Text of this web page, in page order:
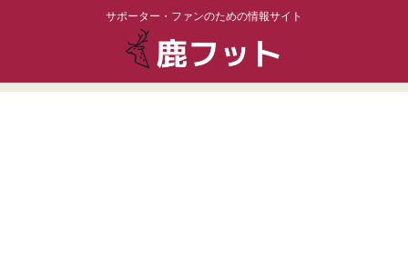
サポーター・ファンのための情報サイト